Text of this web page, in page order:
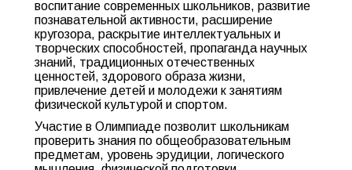
воспитание современных школьников, развитие
познавательной активности, расширение
кругозора, раскрытие интеллектуальных и
творческих способностей, пропаганда научных
знаний, традиционных отечественных
ценностей, здорового образа жизни,
привлечение детей и молодежи к занятиям
физической культурой и спортом.
Участие в Олимпиаде позволит школьникам
проверить знания по общеобразовательным
предметам, уровень эрудиции, логического